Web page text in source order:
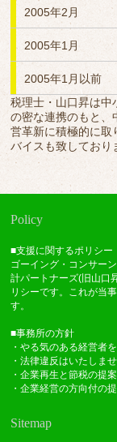
2005年2月
2005年1月
2005年1月以前
税理士・山口昇は中
の密な連携のもと、
営革新に積極的に取
バイスも致しており
Policy
■支援に関するポリシー
ゴーイング・コンサー
計パートナーズ(旧山口
リシーです。これが当
す。
■事務所の方針
・やる気のある経営者
・法律違反はいたしませ
・企業再生と節税の提案
・企業経営の方向付の提
Sitemap